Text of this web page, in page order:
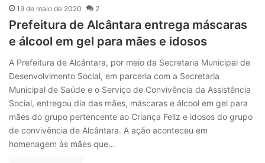
19 de maio de 2020 2
Prefeitura de Alcântara entrega máscaras
e álcool em gel para mães e idosos
A Prefeitura de Alcântara, por meio da Secretaria Municipal de
Desenvolvimento Social, em parceria com a Secretaria
Municipal de Saúde e o Serviço de Convivência da Assistência
Social, entregou dia das mães, máscaras e álcool em gel para
mães do grupo pertencente ao Criança Feliz e idosos do grupo
de convivência de Alcântara. A ação aconteceu em
homenagem às mães que…